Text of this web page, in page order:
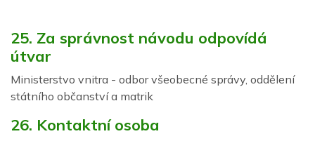
25. Za správnost návodu odpovídá
útvar
Ministerstvo vnitra - odbor všeobecné správy, oddělení
státního občanství a matrik
26. Kontaktní osoba